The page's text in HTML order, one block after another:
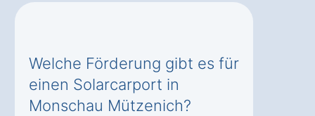
Welche Förderung gibt es für
einen Solarcarport in
Monschau Mützenich?